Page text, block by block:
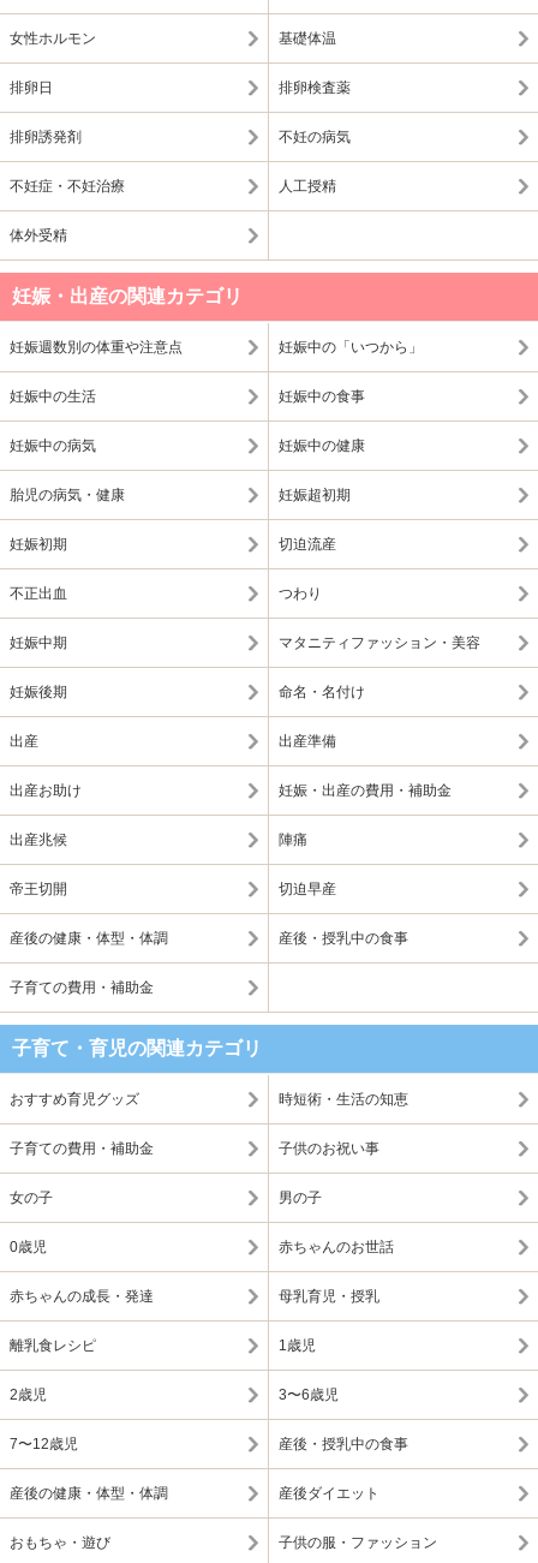
女性ホルモン 基礎体温
排卵日 排卵検査薬
排卵誘発剤 不妊の病気
不妊症・不妊治療 人工授精
体外受精
妊娠・出産の関連カテゴリ
妊娠週数別の体重や注意点 妊娠中の「いつから」
妊娠中の生活 妊娠中の食事
妊娠中の病気 妊娠中の健康
胎児の病気・健康 妊娠超初期
妊娠初期 切迫流産
不正出血 つわり
妊娠中期 マタニティファッション・美容
妊娠後期 命名・名付け
出産 出産準備
出産お助け 妊娠・出産の費用・補助金
出産兆候 陣痛
帝王切開 切迫早産
産後の健康・体型・体調 産後・授乳中の食事
子育ての費用・補助金
子育て・育児の関連カテゴリ
おすすめ育児グッズ 時短術・生活の知恵
子育ての費用・補助金 子供のお祝い事
女の子 男の子
0歳児 赤ちゃんのお世話
赤ちゃんの成長・発達 母乳育児・授乳
離乳食レシピ 1歳児
2歳児 3〜6歳児
7〜12歳児 産後・授乳中の食事
産後の健康・体型・体調 産後ダイエット
おもちゃ・遊び 子供の服・ファッション